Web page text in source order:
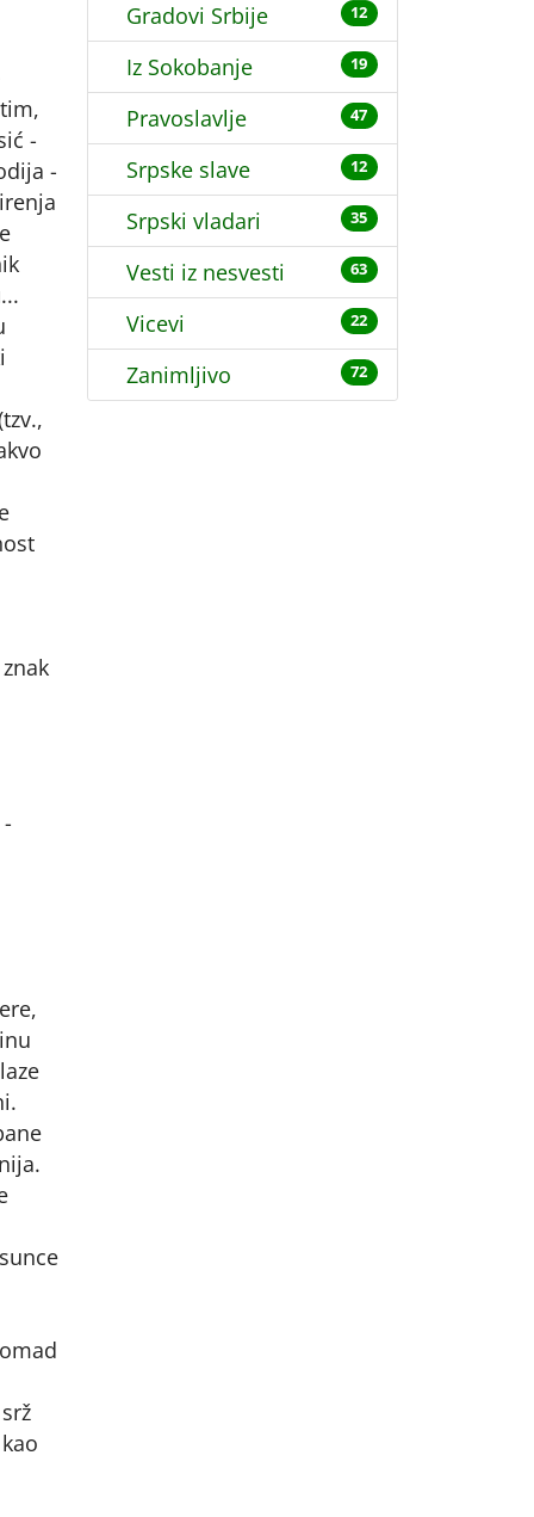
-
-
Gradovi Srbije 12
Iz Sokobanje 19
Pravoslavlje 47
Srpske slave 12
Srpski vladari 35
Vesti iz nesvesti 63
Vicevi 22
Zanimljivo 72